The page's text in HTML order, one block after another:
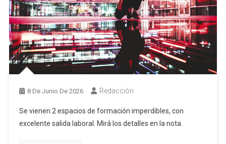
8 De Junio De 2026 Redacción
Se vienen 2 espacios de formación imperdibles, con
excelente salida laboral. Mirá los detalles en la nota.